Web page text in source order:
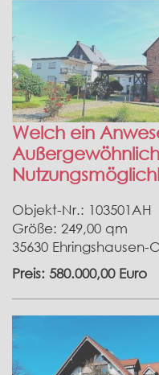
Welch ein
Objekt-Nr.: 103501AH
Größe: 249,00 qm
35630 Ehringshausen-
Preis: 580.000,00 Euro